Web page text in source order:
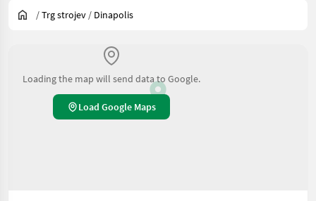
/Trg strojev / Dinapolis
Loading the map will send data to Google.
Load Google Maps